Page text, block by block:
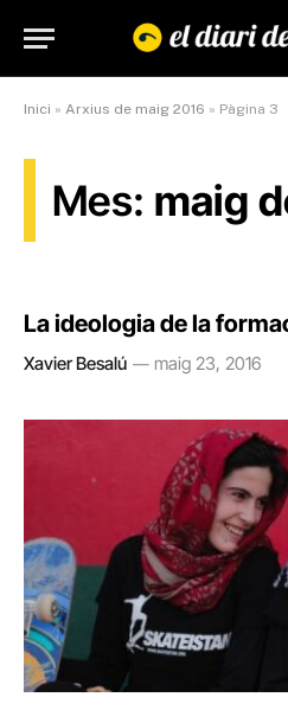
Inici » Arxius de maig 2016 » Pàgina 3
Mes: maig
La ideologia de la
Xavier Besalú maig 23, 2016